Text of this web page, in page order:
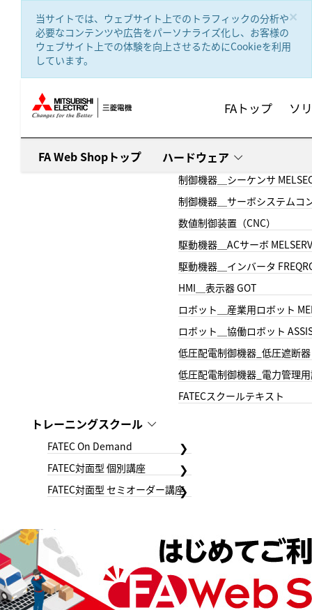
×
当サイトでは、ウェブサイト上でのトラフィックの分析や
必要なコンテンツや広告をパーソナライズ化し、お客様の
ウェブサイト上での体験を向上させるためにCookieを利用
しています。
FAトップ ソ
FA Web Shopトップ ハードウェア
制御機器＿シーケンサ
制御機器＿サーボシステムコ
数値制御装置（CNC）
駆動機器＿ACサーボ
駆動機器＿インバータ
HMI＿表示器 GOT
ロボット＿産業用ロボット
ロボット＿協働ロボット
低圧配電制御機器_低圧遮断器
低圧配電制御機器_電力管理
FATECスクールテキスト
トレーニングスクール
FATEC On Demand
FATEC対面型 個別講座
FATEC対面型 セミオーダー講座